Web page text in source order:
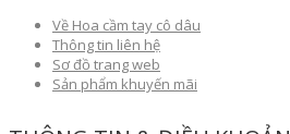
Về Hoa cầm tay cô dâu
Thông tin liên hệ
Sơ đồ trang web
Sản phẩm khuyến mãi